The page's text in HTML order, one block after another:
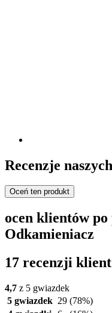
Recenzje
Oceń ten produkt
ocen klientów
Odkamieniacz
17 recenzji
4,7 z 5 gwiazdek
5 gwiazdek 29 (78%)